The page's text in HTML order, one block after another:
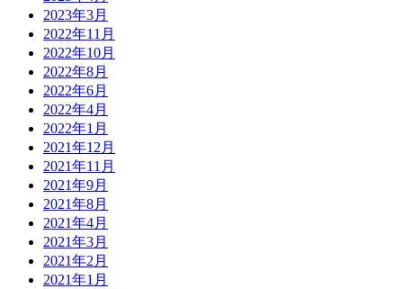
2023年3月
2022年11月
2022年10月
2022年8月
2022年6月
2022年4月
2022年1月
2021年12月
2021年11月
2021年9月
2021年8月
2021年4月
2021年3月
2021年2月
2021年1月